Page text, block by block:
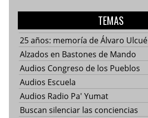
TEMAS
25 años: memoría de Álvaro Ulcué
Alzados en Bastones de Mando
Audios Congreso de los Pueblos
Audios Escuela
Audios Radio Pa' Yumat
Buscan silenciar las conciencias